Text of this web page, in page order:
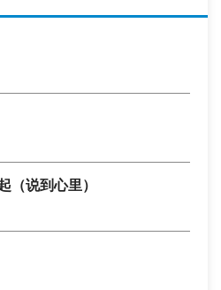
（说到心里）